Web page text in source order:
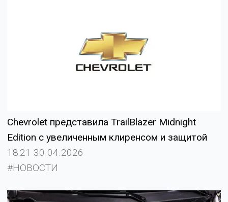
Chevrolet представила TrailBlazer Midnight
Edition с увеличенным клиренсом и защитой
18:21 30.04.2026
#НОВОСТИ